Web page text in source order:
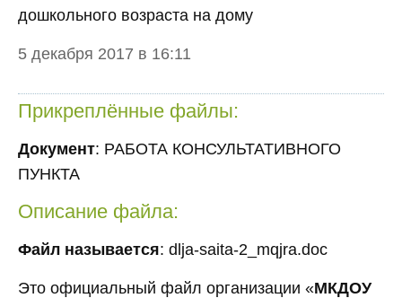
дошкольного возраста на дому
5 декабря 2017 в 16:11
Прикреплённые файлы:
Документ: РАБОТА КОНСУЛЬТАТИВНОГО
ПУНКТА
Описание файла:
Файл называется: dlja-saita-2_mqjra.doc
Это официальный файл организации «МКДОУ